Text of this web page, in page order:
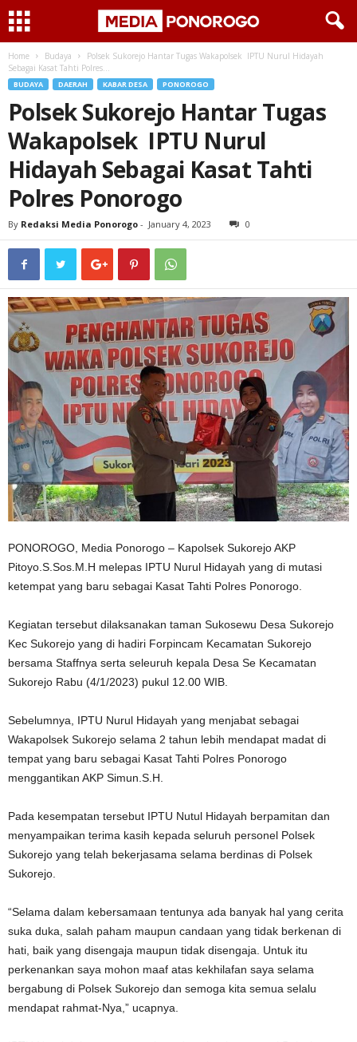
Home Budaya
Polsek Sukorejo Hantar Tugas Wakapolsek IPTU Nurul Hidayah
Sebagai Kasat Tahti Polres...
BUDAYA DAERAH KABAR DESA PONOROGO
Polsek Sukorejo Hantar Tugas
Wakapolsek IPTU Nurul
Hidayah Sebagai Kasat Tahti
Polres Ponorogo
By Redaksi Media Ponorogo - January 4, 2023 0
PONOROGO, Media Ponorogo – Kapolsek Sukorejo AKP
Pitoyo.S.Sos.M.H melepas IPTU Nurul Hidayah yang di mutasi
ketempat yang baru sebagai Kasat Tahti Polres Ponorogo.
Kegiatan tersebut dilaksanakan taman Sukosewu Desa Sukorejo
Kec Sukorejo yang di hadiri Forpincam Kecamatan Sukorejo
bersama Staffnya serta seleuruh kepala Desa Se Kecamatan
Sukorejo Rabu (4/1/2023) pukul 12.00 WIB.
Sebelumnya, IPTU Nurul Hidayah yang menjabat sebagai
Wakapolsek Sukorejo selama 2 tahun lebih mendapat madat di
tempat yang baru sebagai Kasat Tahti Polres Ponorogo
menggantikan AKP Simun.S.H.
Pada kesempatan tersebut IPTU Nutul Hidayah berpamitan dan
menyampaikan terima kasih kepada seluruh personel Polsek
Sukorejo yang telah bekerjasama selama berdinas di Polsek
Sukorejo.
“Selama dalam kebersamaan tentunya ada banyak hal yang cerita
suka duka, salah paham maupun candaan yang tidak berkenan di
hati, baik yang disengaja maupun tidak disengaja. Untuk itu
perkenankan saya mohon maaf atas kekhilafan saya selama
bergabung di Polsek Sukorejo dan semoga kita semua selalu
mendapat rahmat-Nya,” ucapnya.